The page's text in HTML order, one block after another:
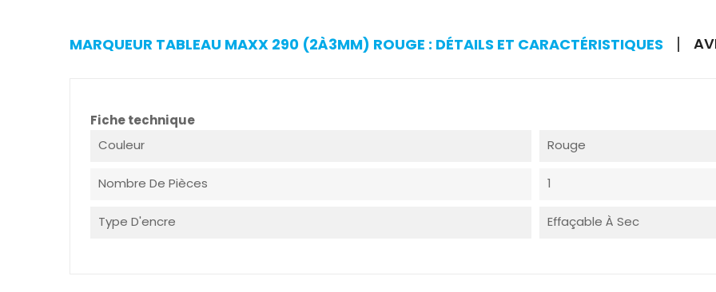
MARQUEUR TABLEAU MAXX 290 (2À3MM) ROUGE : DÉTAILS ET CARACTÉRISTIQUES
Fiche technique
Couleur
Rouge
Nombre De Pièces 1
Type D'encre Effaçable À Sec